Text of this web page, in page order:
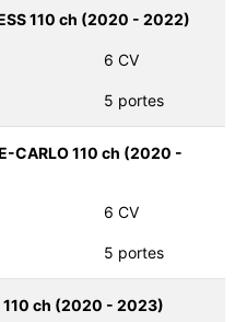
110 ch (2020 - 2022)
6 CV
5 portes
CARLO 110 ch (2020 -
6 CV
5 portes
110 ch (2020 - 2023)